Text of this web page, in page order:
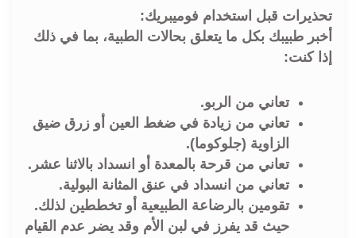
تحذيرات قبل استخدام فوميبريك:
أخبر طبيبك بكل ما يتعلق بحالات الطبية، بما في ذلك
إذا كنت:
تعاني من الربو.
تعاني من زيادة في ضغط العين أو زرق ضيق
الزاوية (جلوكوما).
تعاني من قرحة بالمعدة أو انسداد بالاثنا عشر.
تعاني من انسداد في عنق المثانة البولية.
تقومين بالرضاعة الطبيعية أو تخططين لذلك.
حيث قد يفرز في لبن الأم وقد يضر عدم القيام